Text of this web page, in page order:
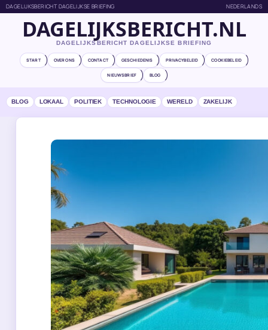
DAGELIJKSBERICHT DAGELIJKSE BRIEFING NEDERLANDS
DAGELIJKSBERICHT.NL
DAGELIJKSBERICHT DAGELIJKSE BRIEFING
START OVER ONS CONTACT GESCHIEDENIS PRIVACYBELEID COOKIEBELEID
NIEUWSBRIEF BLOG
BLOG LOKAAL POLITIEK TECHNOLOGIE WERELD ZAKELIJK